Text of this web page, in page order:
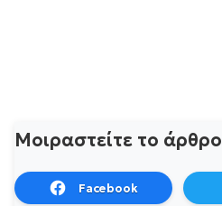
Μοιραστείτε το άρθρο
Facebook